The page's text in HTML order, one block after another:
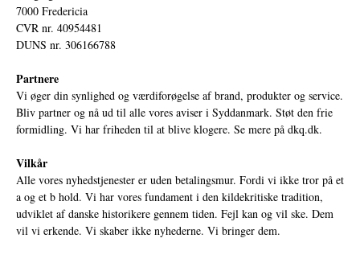
7000 Fredericia
CVR nr. 40954481
DUNS nr. 306166788
Partnere
Vi øger din synlighed og værdiforøgelse af brand, produkter og service.
Bliv partner og nå ud til alle vores aviser i Syddanmark. Støt den frie
formidling. Vi har friheden til at blive klogere. Se mere på dkq.dk.
Vilkår
Alle vores nyhedstjenester er uden betalingsmur. Fordi vi ikke tror på et
a og et b hold. Vi har vores fundament i den kildekritiske tradition,
udviklet af danske historikere gennem tiden. Fejl kan og vil ske. Dem
vil vi erkende. Vi skaber ikke nyhederne. Vi bringer dem.